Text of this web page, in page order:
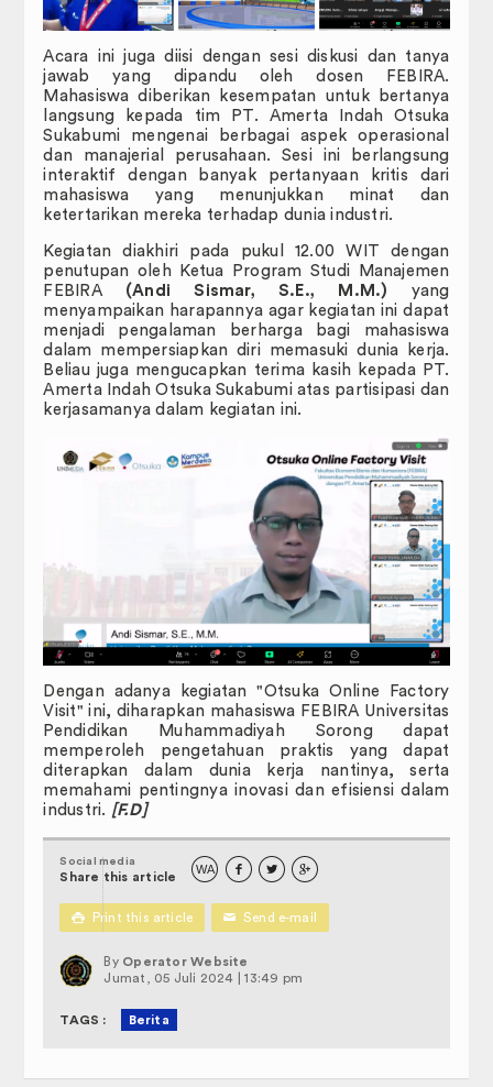
Acara ini juga diisi dengan sesi diskusi dan tanya
jawab yang dipandu oleh dosen FEBIRA.
Mahasiswa diberikan kesempatan untuk bertanya
langsung kepada tim PT. Amerta Indah Otsuka
Sukabumi mengenai berbagai aspek operasional
dan manajerial perusahaan. Sesi ini berlangsung
interaktif dengan banyak pertanyaan kritis dari
mahasiswa yang menunjukkan minat dan
ketertarikan mereka terhadap dunia industri.
Kegiatan diakhiri pada pukul 12.00 WIT dengan
penutupan oleh Ketua Program Studi Manajemen
FEBIRA (Andi Sismar, S.E., M.M.) yang
menyampaikan harapannya agar kegiatan ini dapat
menjadi pengalaman berharga bagi mahasiswa
dalam mempersiapkan diri memasuki dunia kerja.
Beliau juga mengucapkan terima kasih kepada PT.
Amerta Indah Otsuka Sukabumi atas partisipasi dan
kerjasamanya dalam kegiatan ini.
Dengan adanya kegiatan "Otsuka Online Factory
Visit" ini, diharapkan mahasiswa FEBIRA Universitas
Pendidikan Muhammadiyah Sorong dapat
memperoleh pengetahuan praktis yang dapat
diterapkan dalam dunia kerja nantinya, serta
memahami pentingnya inovasi dan efisiensi dalam
industri. [F.D]
Social media
Share this article
WA   
 Print this article ✉ Send e-mail
By Operator Website
Jumat, 05 Juli 2024 | 13:49 pm
TAGS : Berita